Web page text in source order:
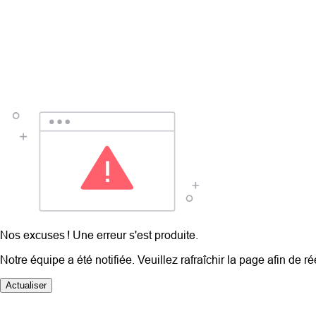
Nos excuses ! Une erreur s'est produite.
Notre équipe a été notifiée. Veuillez rafraîchir la page afin de
Actualiser